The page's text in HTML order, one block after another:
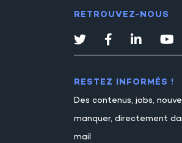
RETROUVEZ-NOUS
RESTEZ INFORMÉS !
Des contenus, jobs,
manquer, directement
mail